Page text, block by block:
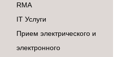
RMA
IT Услуги
Прием электрического и
электронного